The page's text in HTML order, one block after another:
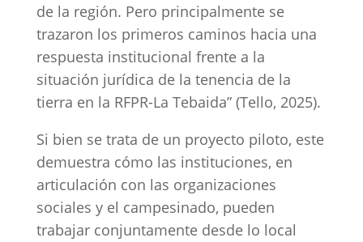
de la región. Pero principalmente se
trazaron los primeros caminos hacia una
respuesta institucional frente a la
situación jurídica de la tenencia de la
tierra en la RFPR-La Tebaida” (Tello, 2025).
Si bien se trata de un proyecto piloto, este
demuestra cómo las instituciones, en
articulación con las organizaciones
sociales y el campesinado, pueden
trabajar conjuntamente desde lo local